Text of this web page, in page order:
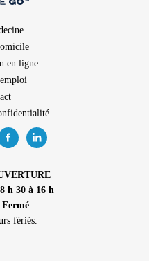
en ligne
8 h 30 à 16 h
Fermé
fériés.